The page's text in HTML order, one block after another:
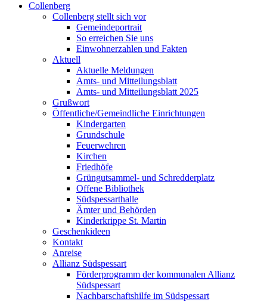
Collenberg
Collenberg stellt sich vor
Gemeindeportrait
So erreichen Sie uns
Einwohnerzahlen und Fakten
Aktuell
Aktuelle Meldungen
Amts- und Mitteilungsblatt
Amts- und Mitteilungsblatt 2025
Grußwort
Öffentliche/Gemeindliche Einrichtungen
Kindergarten
Grundschule
Feuerwehren
Kirchen
Friedhöfe
Grüngutsammel- und Schredderplatz
Offene Bibliothek
Südspessarthalle
Ämter und Behörden
Kinderkrippe St. Martin
Geschenkideen
Kontakt
Anreise
Allianz Südspessart
Förderprogramm der kommunalen Allianz
Südspessart
Nachbarschaftshilfe im Südspessart